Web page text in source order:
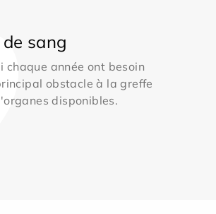
sang
chaque année ont besoin
obstacle à la greffe
disponibles.